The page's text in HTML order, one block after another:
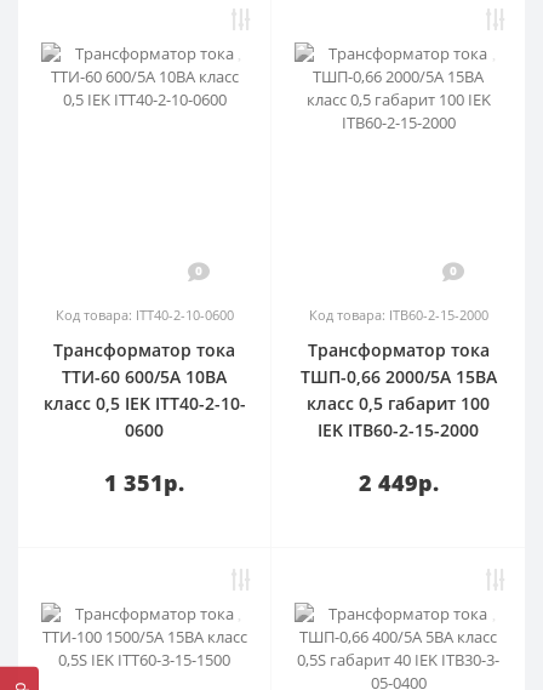
0
Код товара: ITT40-2-10-0600
Трансформатор тока
ТТИ-60 600/5А 10ВА
класс 0,5 IEK ITT40-2-10-
0600
1 351р.
0
Код товара: ITB60-2-15-2000
Трансформатор тока
ТШП-0,66 2000/5А 15ВА
класс 0,5 габарит 100
IEK ITB60-2-15-2000
2 449р.